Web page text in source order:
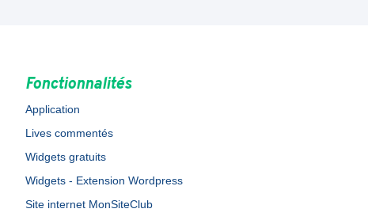
Fonctionnalités
Application
Lives commentés
Widgets gratuits
Widgets - Extension Wordpress
Site internet MonSiteClub